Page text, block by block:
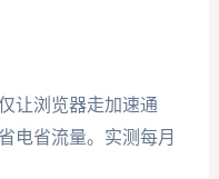
让浏览器走加速通
电省流量。实测每月